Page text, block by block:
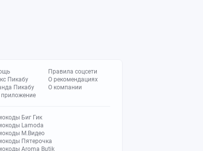
Пикабу
Пикабу
Правила соцсети
О рекомендациях
О компании
Биг Гик
Lamoda
М.Видео
Пятерочка
Aroma Butik